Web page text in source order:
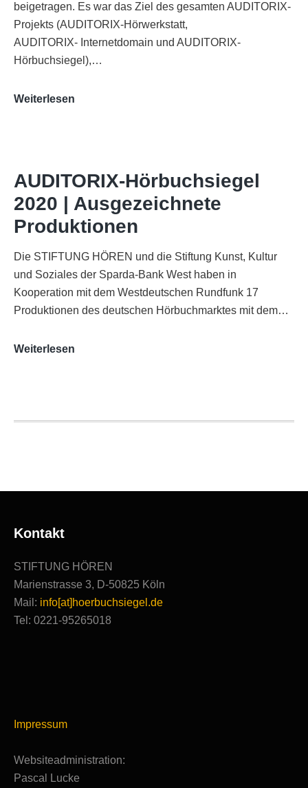
beigetragen. Es war das Ziel des gesamten AUDITORIX-
Projekts (AUDITORIX-Hörwerkstatt,
AUDITORIX- Internetdomain und AUDITORIX-
Hörbuchsiegel),…
Weiterlesen
Funkhaus
Köln
AUDITORIX-Hörbuchsiegel
2020 | Ausgezeichnete
Produktionen
Die STIFTUNG HÖREN und die Stiftung Kunst, Kultur
und Soziales der Sparda-Bank West haben in
Kooperation mit dem Westdeutschen Rundfunk 17
Produktionen des deutschen Hörbuchmarktes mit dem…
Weiterlesen
Ausgezeichnete
Kontakt
STIFTUNG HÖREN
Marienstrasse 3, D-50825 Köln
Mail: info[at]hoerbuchsiegel.de
Tel: 0221-95265018
Impressum
Websiteadministration:
Pascal Lucke